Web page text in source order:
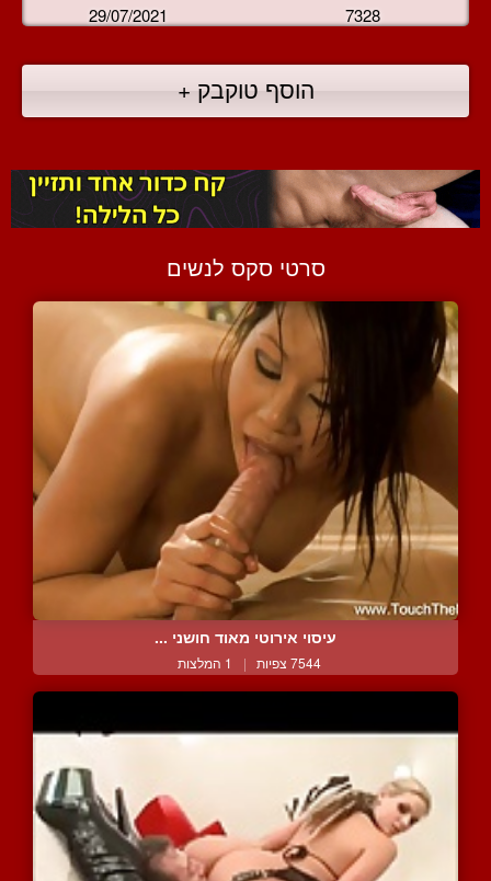
29/07/2021 7328
הוסף טוקבק +
סרטי סקס לנשים
עיסוי אירוטי מאוד חושני ...
7544 צפיות | 1 המלצות